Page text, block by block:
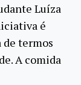
Luíza
é
de termos
A comida